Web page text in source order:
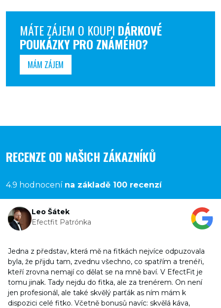
MÁTE ZÁJEM O KOUPI DÁRKOVÉ
POUKÁZKY PRO ZNÁMÉHO?
MÁM ZÁJEM
RECENZE OD NAŠICH ZÁKAZNÍKŮ
4.9 hodnocení na základě 100 recenzí
Leo Šátek
Efectfit Patrónka
Jedna z představ, která mě na fitkách nejvíce odpuzovala
byla, že přijdu tam, zvednu všechno, co spatřím a trenéři,
kteří zrovna nemají co dělat se na mně baví. V EfectFit je
tomu jinak. Tady nejdu do fitka, ale za trenérem. On není
jen profesionál, ale také skvělý parťák as ním mám k
dispozici celé fitko. Včetně bonusů navíc: skvělá káva,